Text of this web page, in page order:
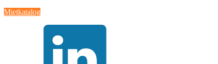
Mietkatalog